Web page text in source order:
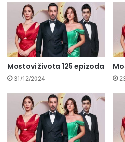
Mostovi života 125 epizoda
31/12/2024